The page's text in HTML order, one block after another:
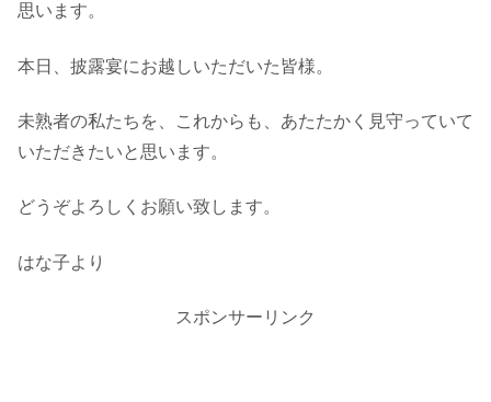
思います。
本日、披露宴にお越しいただいた皆様。
未熟者の私たちを、これからも、あたたかく見守っていて
いただきたいと思います。
どうぞよろしくお願い致します。
はな子より
スポンサーリンク